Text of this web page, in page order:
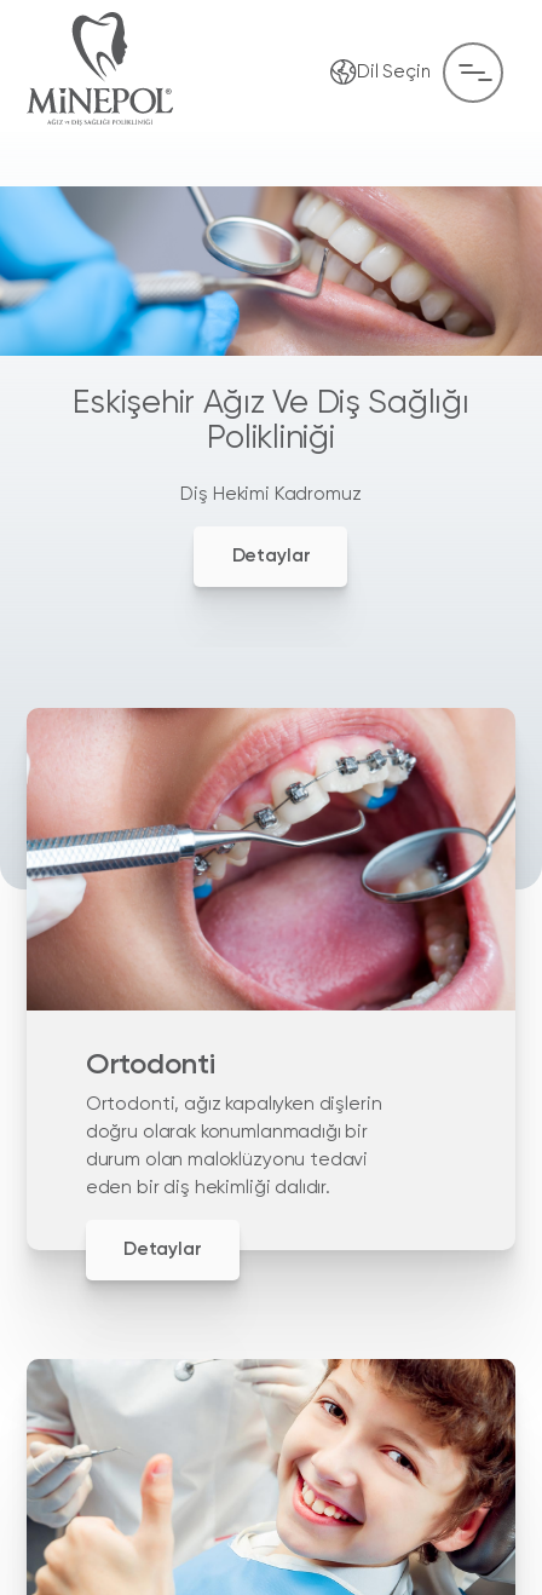
Dil Seçin
Eskişehir Ağız Ve Diş Sağlığı
Polikliniği
Diş Hekimi Kadromuz
Detaylar
Ortodonti
Ortodonti, ağız kapalıyken dişlerin
doğru olarak konumlanmadığı bir
durum olan maloklüzyonu tedavi
eden bir diş hekimliği dalıdır.
Detaylar